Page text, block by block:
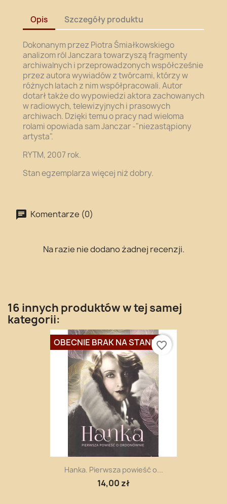
Opis Szczegóły produktu
Dokonanym przez Piotra Śmiałkowskiego
analizom ról Janczara towarzyszą fragmenty
archiwalnych i przeprowadzonych współcześnie
przez autora wywiadów z twórcami, którzy w
różnych latach z nim współpracowali. Autor
dotarł także do wypowiedzi aktora zachowanych
w radiowych, telewizyjnych i prasowych
archiwach. Dzięki temu o pracy nad wieloma
rolami opowiada sam Janczar -"niezastąpiony
artysta".
RYTM, 2007 rok.
Stan egzemplarza więcej niż dobry.
Komentarze (0)
Na razie nie dodano żadnej recenzji.
16 innych produktów w tej samej
kategorii:
Hanka. Pierwsza powieść o...
14,00 zł
OBECNIE BRAK NA STANIEfavorite_border